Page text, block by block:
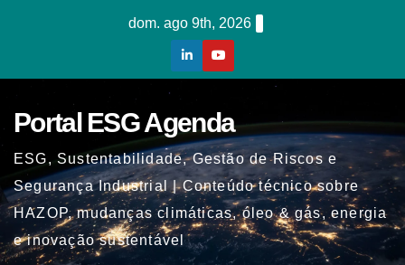
dom. ago 9th, 2026
Portal ESG Agenda
ESG, Sustentabilidade, Gestão de Riscos e
Segurança Industrial | Conteúdo técnico sobre
HAZOP, mudanças climáticas, óleo & gás, energia
e inovação sustentável